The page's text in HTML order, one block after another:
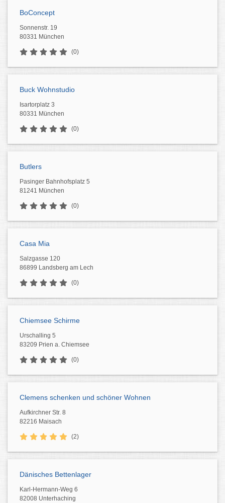
BoConcept
Sonnenstr. 19
80331 München
(0)
Buck Wohnstudio
Isartorplatz 3
80331 München
(0)
Butlers
Pasinger Bahnhofsplatz 5
81241 München
(0)
Casa Mia
Salzgasse 120
86899 Landsberg am Lech
(0)
Chiemsee Schirme
Urschalling 5
83209 Prien a. Chiemsee
(0)
Clemens schenken und schöner Wohnen
Aufkirchner Str. 8
82216 Maisach
(2)
Dänisches Bettenlager
Karl-Hermann-Weg 6
82008 Unterhaching